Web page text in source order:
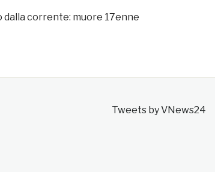
dalla corrente: muore 17enne
Tweets by VNews24